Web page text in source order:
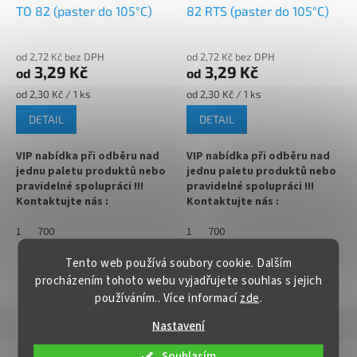
Tento web používá soubory cookie. Dalším
procházením tohoto webu vyjadřujete souhlas s jejich
používáním.. Více informacízde.
Nastavení
✅ Paletu za výhodnější cenu
objednejteZDE
TO 82 (paster do 105°C)
od 2,72 Kč bez DPH
od 3,29 Kč
Měrná
cena:
od 2,30 Kč / 1 ks
DETAIL
VIP nabídka při odběru nad
jednu paletu produktů nebo
pravidelné spolupráci !!!
Kontaktujte nás :
✅
typu Twist Off 82
✅ Šroubovací víčko pro snadné
otevření sklenice
1 700
82 RTS (paster do 105°C)
od 2,72 Kč bez DPH
od 3,29 Kč
Měrná
cena:
od 2,30 Kč / 1 ks
DETAIL
VIP nabídka při odběru nad
jednu paletu produktů nebo
pravidelné spolupráci !!!
Kontaktujte nás :
typu Twist Off 82
✅ Šroubovací víčko pro snadné
otevření sklenice
objednejte
1 700
ZOBRAZIT VŠECHNY PODOBNÉ PRODUKTY